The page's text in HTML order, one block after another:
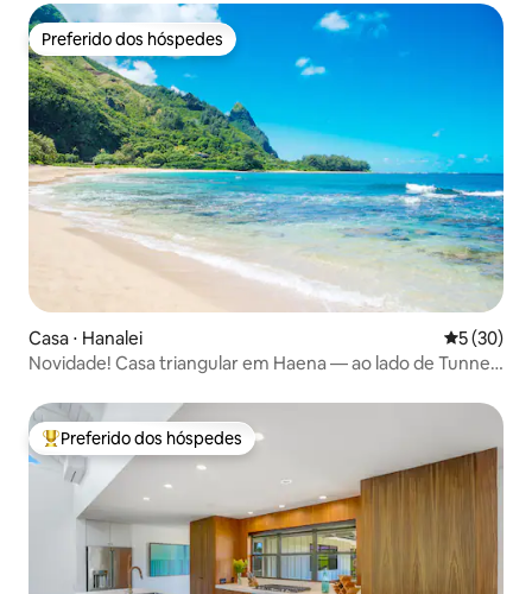
Preferido dos hóspedes
Preferido dos hóspedes
Casa ⋅ Hanalei 5 de uma
5 (30)
Novidade! Casa triangular em Haena — ao lado de Tunnels
Entre os melhores preferidos dos hóspedes
Preferido dos hóspedes